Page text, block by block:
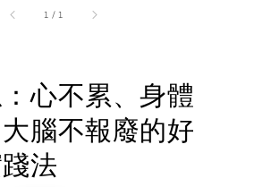
1 / 1
心不累、身體
腦不報廢的好
法